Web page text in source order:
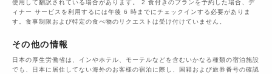
使用して翻訳されている場合があります。 2 食付きのプランを予約した場合、デ
ィナー サービスを利用するには午後 6 時までにチェックインする必要がありま
す。食事制限および特定の食べ物のリクエストは受け付けていません。
その他の情報
日本の厚生労働省は、インやホテル、モーテルなどを含むいかなる種類の宿泊施設
でも、日本に​居住してない海外のお客様の宿泊に際し、国籍および旅券番号の確認